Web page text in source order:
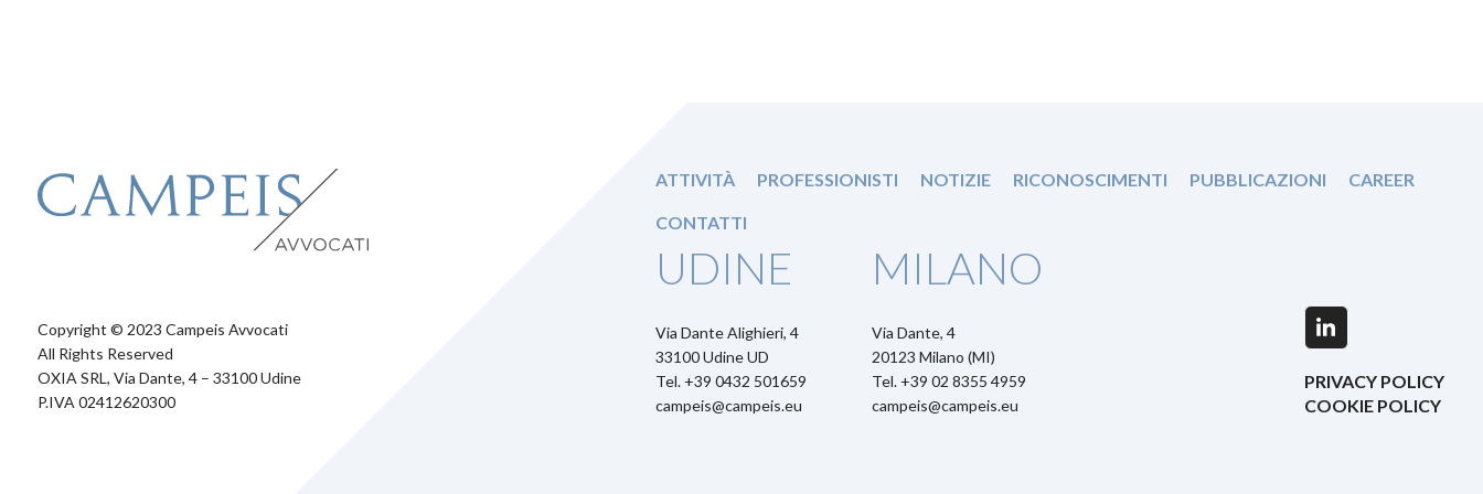
Copyright © 2023 Campeis Avvocati
All Rights Reserved
OXIA SRL, Via Dante, 4 – 33100 Udine
P.IVA 02412620300
ATTIVITÀ PROFESSIONISTI NOTIZIE RICONOSCIMENTI PUBBLICAZIONI CAREER
CONTATTI
UDINE
Via Dante Alighieri, 4
33100 Udine UD
Tel. +39 0432 501659
campeis@campeis.eu
MILANO
Via Dante, 4
20123 Milano (MI)
Tel. +39 02 8355 4959
campeis@campeis.eu
LinkedIn
PRIVACY POLICY
COOKIE POLICY